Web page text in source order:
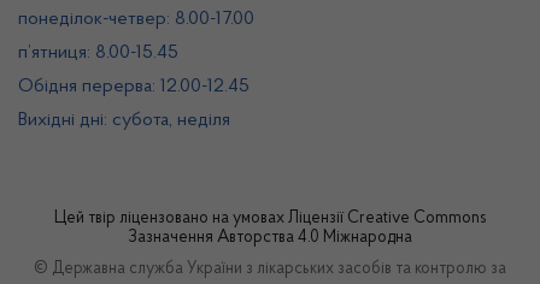
понеділок-четвер: 8.00-17.00
п’ятниця: 8.00-15.45
Обідня перерва: 12.00-12.45
Вихідні дні: субота, неділя
Цей твір ліцензовано на умовах Ліцензії Creative Commons
Зазначення Авторства 4.0 Міжнародна
© Державна служба України з лікарських засобів та контролю за